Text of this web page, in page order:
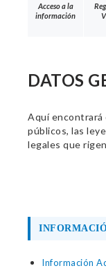
Acceso a la
información
DATOS
Aquí encontrará
públicos, las
legales que
Información